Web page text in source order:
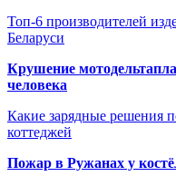
Топ-6 производителей
Беларуси
Крушение
человека
Какие зарядные решения
коттеджей
Пожар в Ружанах у